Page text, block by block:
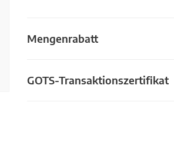
Mengenrabatt
GOTS-Transaktionszertifikat